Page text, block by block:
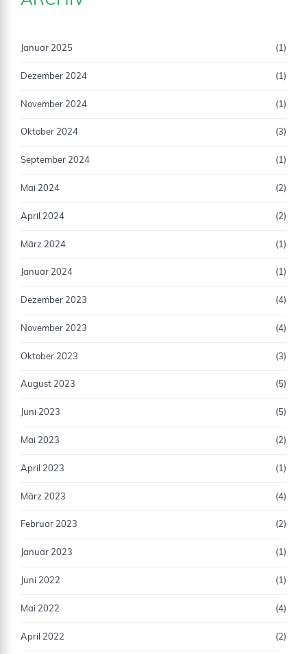
Januar 2025 (1)
Dezember 2024 (1)
November 2024 (1)
Oktober 2024 (3)
September 2024 (1)
Mai 2024 (2)
April 2024 (2)
März 2024 (1)
Januar 2024 (1)
Dezember 2023 (4)
November 2023 (4)
Oktober 2023 (3)
August 2023 (5)
Juni 2023 (5)
Mai 2023 (2)
April 2023 (1)
März 2023 (4)
Februar 2023 (2)
Januar 2023 (1)
Juni 2022 (1)
Mai 2022 (4)
April 2022 (2)